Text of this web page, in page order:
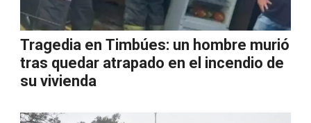
Tragedia en Timbúes: un hombre murió
tras quedar atrapado en el incendio de
su vivienda